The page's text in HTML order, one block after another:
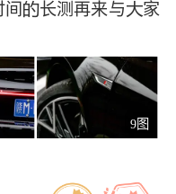
间长测再来与家
9图